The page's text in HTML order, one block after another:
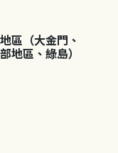
區（大金門、
地區、綠島）